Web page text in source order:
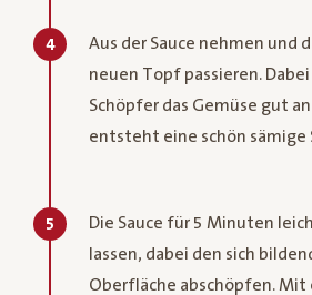
4
Aus der Sauce nehmen und
neuen Topf passieren.
Schöpfer das Gemüse gut
entsteht eine schön sämige
5
Die Sauce für 5 Minuten
lassen, dabei den sich
Oberfläche abschöpfen.